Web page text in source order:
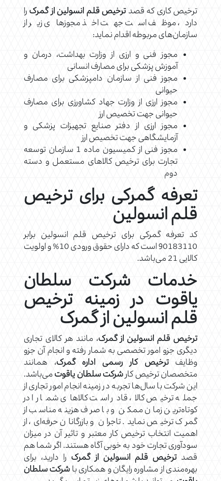
ترخیص کاری که قصدترخیص قلم انسولین از گمرک را
دارد، موظف است جهت اخذ مجوزهای زیر از
سازمان‌های مربوطه اقدام نماید:
مجوز فنی و ارزی از وزارت بهداشت، درمان و
آموزش پزشکی برای مصارف انسانی
مجوز فنی از سازمان دامپزشکی برای مصارف
حیوانی
مجوز ارزی از وزارت جهاد کشاورزی برای مصارف
حیوانی جهت تخصیص ارز
مجوز ارزی از دفتر صنایع تجهیزات پزشکی و
آزمایشگاهی جهت تخصیص ارز
مجوز فنی از کمیسیون ماده 1 سازمان توسعه
تجارت برای ترخیص کالاهای مستعمل و دسته
دوم
تعرفه گمرکی برای ترخیص
قلم انسولین
کد تعرفه گمرکی برای ترخیص قلم انسولین برابر
90183110 است که دارای حقوق ورودی 10% و اولویت
کالایی 21 می‌باشد.
خدمات شرکت سلطان
یاقوت در زمینه ترخیص
قلم انسولین از گمرک
ترخیص قلم انسولین از گمرک، مانند هر کالای تجاری
دیگری جزو امور تخصصی به شمار رفته و انجام آن جزو
وظایفترخیص کار رسمی اداره گمرک، همانند
متخصصان ترخیص کارشرکت سلطان یاقوتمی‌باشد.
این شرکت با سال‌ها تجربه در زمینه انجام امور تجاری از
جمله ترخیص کالا، قادر است کالاهای شما را در
کوتاه‌ترین زمان ممکن و با صرف هزینه مناسب از
گمرک ترخیص نماید. تاجران و بازرگانان حرفه‌ای، از
اهمیت انتخاب ترخیص کار معتبر و تاثیر آن در میزان
سودآوری تجارت خود به خوبی آگاه هستند. اگر شما هم
قصدترخیص قلم انسولین از گمرک را دارید، برای
بهره‌مندی از مشاوره رایگان و همکاری باشرکت سلطان